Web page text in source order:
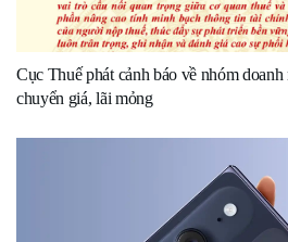
Cục Thuế phát cảnh báo về nhóm
chuyển giá, lãi mỏng